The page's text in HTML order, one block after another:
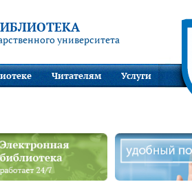
университета
Читателям Услуги